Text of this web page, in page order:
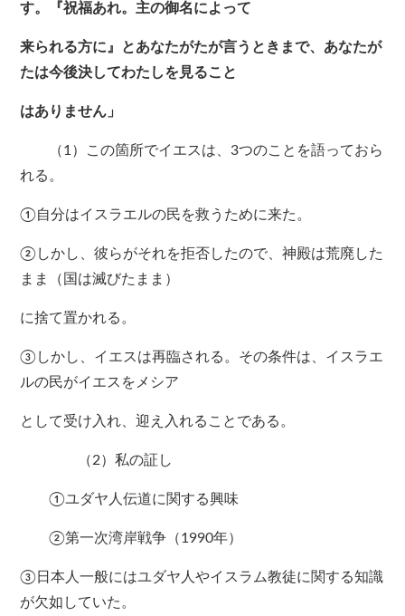
す。『祝福あれ。主の御名によって
来られる方に』とあなたがたが言うときまで、あなたが
たは今後決してわたしを見ること
はありません」
（1）この箇所でイエスは、3つのことを語っておら
れる。
①自分はイスラエルの民を救うために来た。
②しかし、彼らがそれを拒否したので、神殿は荒廃した
まま（国は滅びたまま）
に捨て置かれる。
③しかし、イエスは再臨される。その条件は、イスラエ
ルの民がイエスをメシア
として受け入れ、迎え入れることである。
（2）私の証し
①ユダヤ人伝道に関する興味
②第一次湾岸戦争（1990年）
③日本人一般にはユダヤ人やイスラム教徒に関する知識
が欠如していた。